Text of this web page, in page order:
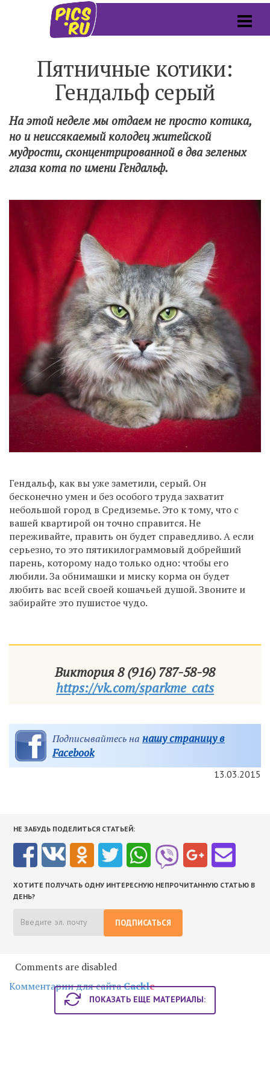
Пятничные котики:
Гендальф серый
На этой неделе мы отдаем не просто котика,
но и неиссякаемый колодец житейской
мудрости, сконцентрированной в два зеленых
глаза кота по имени Гендальф.
Гендальф, как вы уже заметили, серый. Он
бесконечно умен и без особого труда захватит
небольшой город в Средиземье. Это к тому, что с
вашей квартирой он точно справится. Не
переживайте, править он будет справедливо. А если
серьезно, то это пятикилограммовый добрейший
парень, которому надо только одно: чтобы его
любили. За обнимашки и миску корма он будет
любить вас всей своей кошачьей душой. Звоните и
забирайте это пушистое чудо.
Виктория8 (916) 787-58-98
https://vk.com/sparkme_cats
Подписывайтесь на нашу страницу в
Facebook
13.03.2015
НЕ ЗАБУДЬ ПОДЕЛИТЬСЯ СТАТЬЕЙ:
ХОТИТЕ ПОЛУЧАТЬ ОДНУ ИНТЕРЕСНУЮ НЕПРОЧИТАННУЮ СТАТЬЮ В
ДЕНЬ?
ПОДПИСАТЬСЯ
Comments are disabled
Комментарии для сайтаCackle
ПОКАЗАТЬ ЕЩЕ МАТЕРИАЛЫ: